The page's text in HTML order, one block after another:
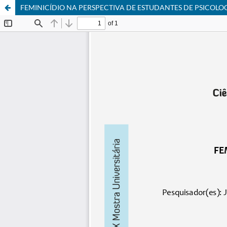
FEMINICÍDIO NA PERSPECTIVA DE ESTUDANTES DE